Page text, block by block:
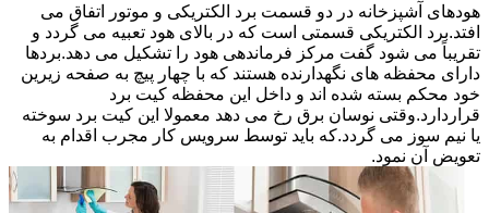
هودهای آشپزخانه در دو قسمت برد الکتریکی و موتور اتفاق می
افتد.برد الکتریکی قسمتی است که در بالای هود تعبیه می گردد و
تقریباً می شود گفت مرکز فرماندهی هود را تشکیل می دهد.بردها
دارای محفظه های نگهدارنده هستند که با چهار پیچ به صفحه زیرین
خود محکم بسته شده اند و داخل این محفظه کیت برد
قراردارد.وقتی نوسان برق رخ می دهد معمولا این کیت برد سوخته
یا نیم سوز می گردد.که باید توسط سرویس کار مجرب اقدام به
تعویض آن نمود.